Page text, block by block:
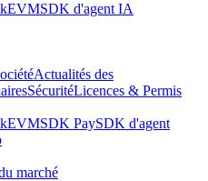
SDK d'agent IA
Actualités des
SécuritéLicences & Permis
SDK PaySDK d'agent
marché